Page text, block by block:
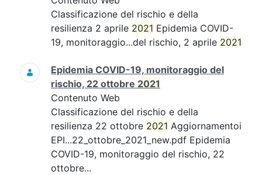
Classificazione del rischio e della
resilienza 2 aprile 2021 Epidemia COVID-
19, monitoraggio...del rischio, 2 aprile 2021
Epidemia COVID-19, monitoraggio del
rischio, 22 ottobre 2021
Contenuto Web
Classificazione del rischio e della
resilienza 22 ottobre 2021 Aggiornamentoi
EPI...22_ottobre_2021_new.pdf Epidemia
COVID-19, monitoraggio del rischio, 22
ottobre...